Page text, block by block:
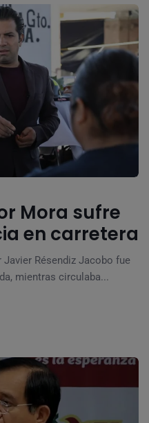
Mora sufre
en carretera
Résendiz Jacobo fue
mientras circulaba...